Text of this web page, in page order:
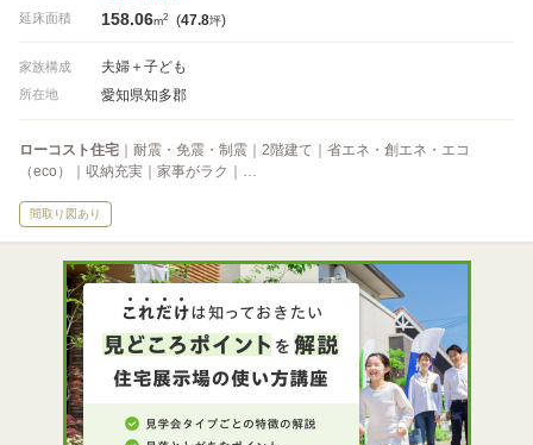
延床面積 158.06m2 (47.8坪)
家族構成 夫婦＋子ども
所在地 愛知県知多郡
ローコスト住宅 ｜耐震・免震・制震｜2階建て｜省エネ・創エネ・エコ
（eco）｜収納充実｜家事がラク｜…
間取り図あり